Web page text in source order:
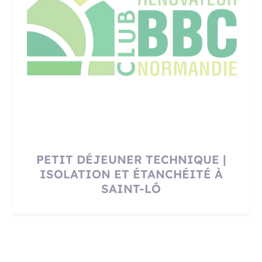
PETIT DÉJEUNER TECHNIQUE |
ISOLATION ET ÉTANCHÉITÉ À
SAINT-LÔ